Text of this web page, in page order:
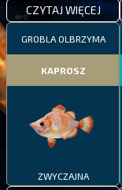
CZYTAJ WIĘCEJ
GROBLA OLBRZYMA
KAPROSZ
ZWYCZAJNA